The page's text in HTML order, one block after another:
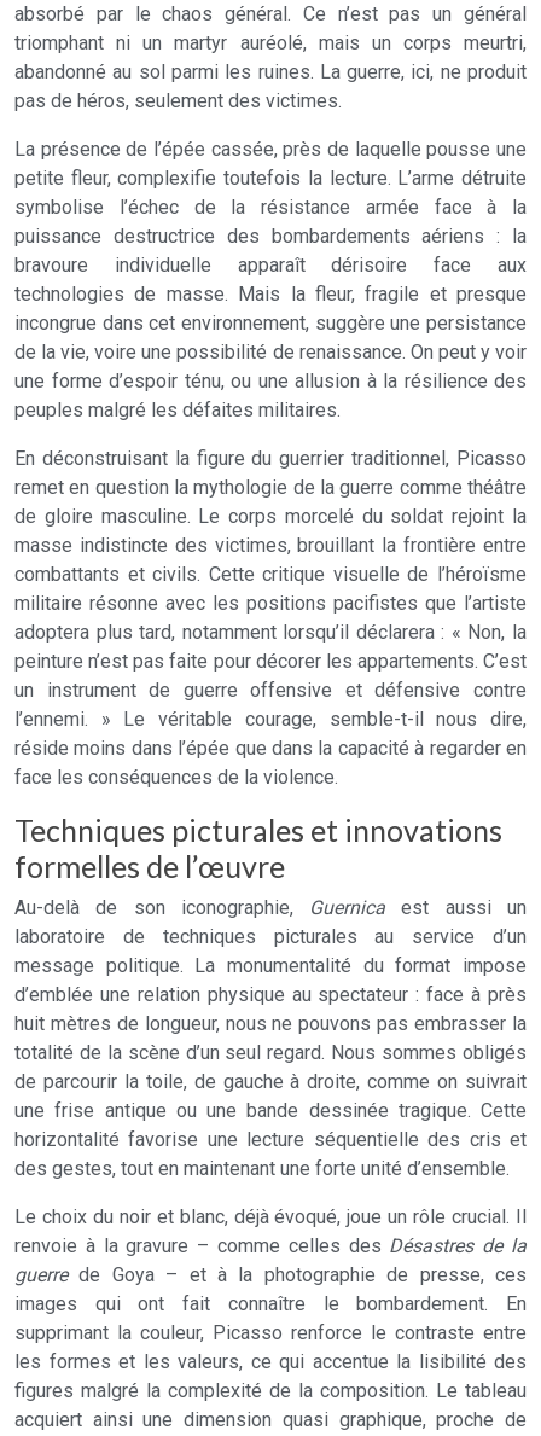
absorbé par le chaos général. Ce n’est pas un général
triomphant ni un martyr auréolé, mais un corps meurtri,
abandonné au sol parmi les ruines. La guerre, ici, ne produit
pas de héros, seulement des victimes.
La présence de l’épée cassée, près de laquelle pousse une
petite fleur, complexifie toutefois la lecture. L’arme détruite
symbolise l’échec de la résistance armée face à la
puissance destructrice des bombardements aériens : la
bravoure individuelle apparaît dérisoire face aux
technologies de masse. Mais la fleur, fragile et presque
incongrue dans cet environnement, suggère une persistance
de la vie, voire une possibilité de renaissance. On peut y voir
une forme d’espoir ténu, ou une allusion à la résilience des
peuples malgré les défaites militaires.
En déconstruisant la figure du guerrier traditionnel, Picasso
remet en question la mythologie de la guerre comme théâtre
de gloire masculine. Le corps morcelé du soldat rejoint la
masse indistincte des victimes, brouillant la frontière entre
combattants et civils. Cette critique visuelle de l’héroïsme
militaire résonne avec les positions pacifistes que l’artiste
adoptera plus tard, notamment lorsqu’il déclarera : « Non, la
peinture n’est pas faite pour décorer les appartements. C’est
un instrument de guerre offensive et défensive contre
l’ennemi. » Le véritable courage, semble-t-il nous dire,
réside moins dans l’épée que dans la capacité à regarder en
face les conséquences de la violence.
Techniques picturales et innovations
formelles de l’œuvre
Au-delà de son iconographie, Guernica est aussi un
laboratoire de techniques picturales au service d’un
message politique. La monumentalité du format impose
d’emblée une relation physique au spectateur : face à près
huit mètres de longueur, nous ne pouvons pas embrasser la
totalité de la scène d’un seul regard. Nous sommes obligés
de parcourir la toile, de gauche à droite, comme on suivrait
une frise antique ou une bande dessinée tragique. Cette
horizontalité favorise une lecture séquentielle des cris et
des gestes, tout en maintenant une forte unité d’ensemble.
Le choix du noir et blanc, déjà évoqué, joue un rôle crucial. Il
renvoie à la gravure – comme celles des Désastres de la
guerrede Goya – et à la photographie de presse, ces
images qui ont fait connaître le bombardement. En
supprimant la couleur, Picasso renforce le contraste entre
les formes et les valeurs, ce qui accentue la lisibilité des
figures malgré la complexité de la composition. Le tableau
acquiert ainsi une dimension quasi graphique, proche de